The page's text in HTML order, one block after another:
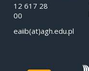
12 617 28
00
eaiib(at)agh.edu.pl